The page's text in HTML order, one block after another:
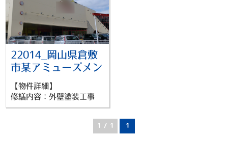
22014_岡山県倉敷
市某アミューズメン
ト 外壁塗装
【物件詳細】
修繕内容：外壁塗装工事
1 / 1 1